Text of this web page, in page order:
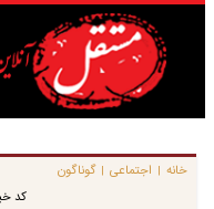
خانه | اجتماعی | گوناگون
کد